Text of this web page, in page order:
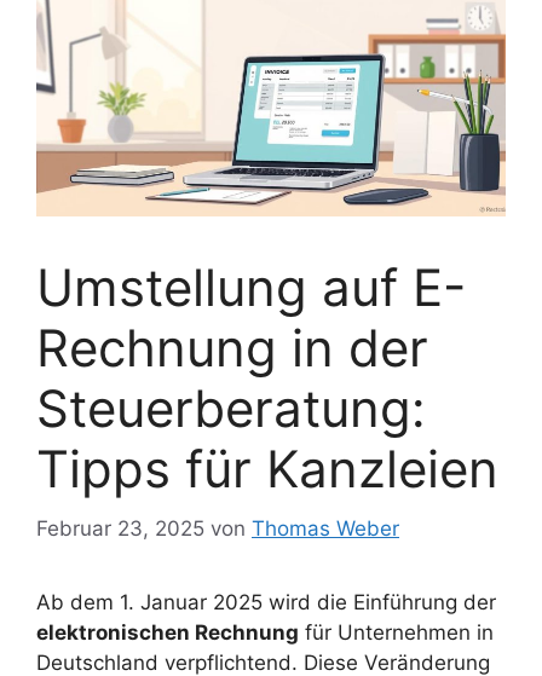
Umstellung auf E-
Rechnung in der
Steuerberatung:
Tipps für Kanzleien
Februar 23, 2025 von Thomas Weber
Ab dem 1. Januar 2025 wird die Einführung der
elektronischen Rechnung für Unternehmen in
Deutschland verpflichtend. Diese Veränderung